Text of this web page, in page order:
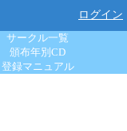
ログイン
サークル一覧
頒布年別CD
登録マニュアル